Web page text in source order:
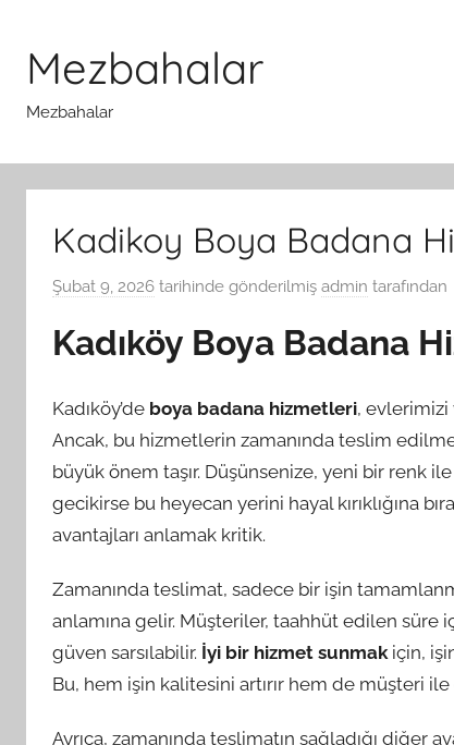
Mezbahalar
Mezbahalar
Kadikoy Boya Badana
Şubat 9, 2026 tarihinde gönderilmiş admin tarafından
Kadıköy Boya Badana
Kadıköy’de boya badana hizmetleri, evlerimizi
Ancak, bu hizmetlerin zamanında teslim
büyük önem taşır. Düşünsenize, yeni bir renk
gecikirse bu heyecan yerini hayal kırıklığına
avantajları anlamak kritik.
Zamanında teslimat, sadece bir işin
anlamına gelir. Müşteriler, taahhüt edilen süre
güven sarsılabilir. İyi bir hizmet sunmak için,
Bu, hem işin kalitesini artırır hem de müşteri
Ayrıca, zamanında teslimatın sağladığı diğer